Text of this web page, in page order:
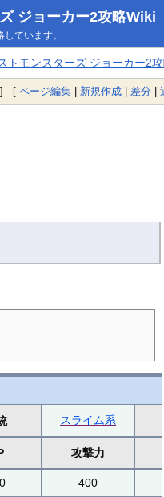
ジョーカー2攻略Wiki
ています。
トモンスターズ ジョーカー2
[ ページ編集 | 新規作成 | 差分 |
スライム系
攻撃力
400